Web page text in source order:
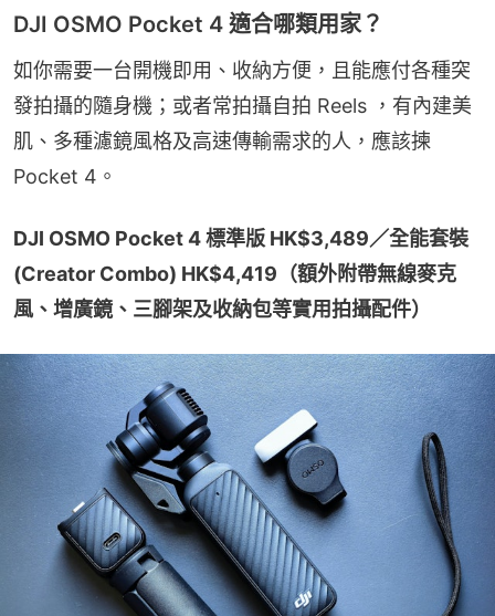
DJI OSMO Pocket 4 適合哪類用家？
如你需要一台開機即用、收納方便，且能應付各種突
發拍攝的隨身機；或者常拍攝自拍 Reels ，有內建美
肌、多種濾鏡風格及高速傳輸需求的人，應該揀
Pocket 4。
DJI OSMO Pocket 4 標準版 HK$3,489／全能套裝
(Creator Combo) HK$4,419（額外附帶無線麥克
風、增廣鏡、三腳架及收納包等實用拍攝配件）